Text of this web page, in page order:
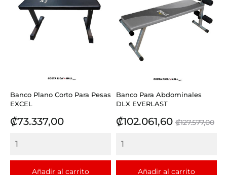
Banco Plano Corto Para Pesas
EXCEL
Precio
₡73.337,00
Añadir al carrito
Banco Para Abdominales
DLX EVERLAST
Precio
₡102.061,60 Precio
₡127.577,00
Añadir al carrito